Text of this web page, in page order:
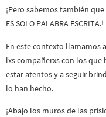
¡Pero sabemos también que
ES SOLO PALABRA ESCRITA.!
En este contexto llamamos
lxs compañerxs con los
estar atentos y a seguir
lo han hecho.
¡Abajo los muros de las